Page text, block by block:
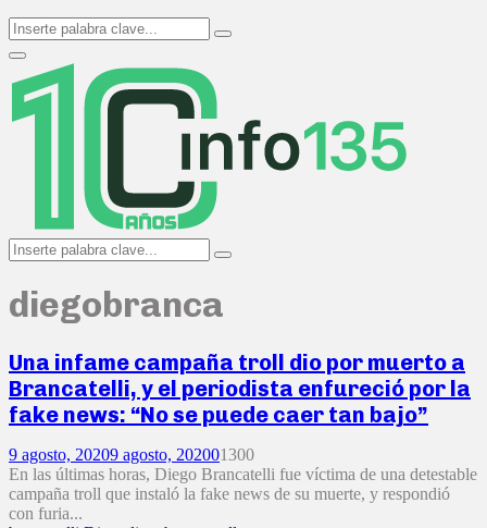
Search
for:
Search
Primary
Menu
Search
for:
Search
diegobranca
Una infame campaña troll dio por muerto a
Brancatelli, y el periodista enfureció por la
fake news: “No se puede caer tan bajo”
9 agosto, 20209 agosto, 202001300
En las últimas horas, Diego Brancatelli fue víctima de una detestable
campaña troll que instaló la fake news de su muerte, y respondió
con furia...